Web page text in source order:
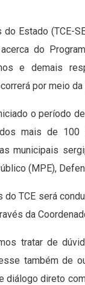
do Estado (TCE-
do
e demais
por meio
o período
mais de
municipais
(MPE),
do TCE será
da
tratar de
também de
diálogo direto